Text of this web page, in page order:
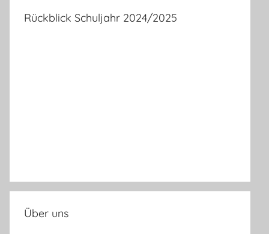
Rückblick Schuljahr 2024/2025
Über uns